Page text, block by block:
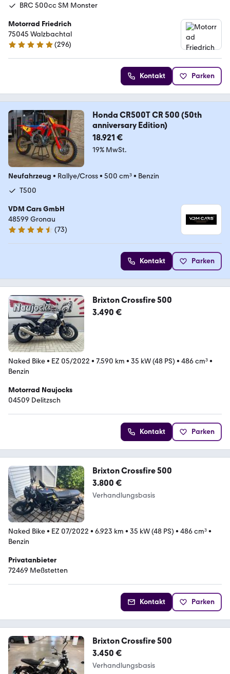
BRC 500cc SM Monster
Motorrad Friedrich
75045 Walzbachtal
4.8 Sterne
(296)
Kontakt Parken
Honda CR500T CR 500 (50th
anniversary Edition)
18.921 €
19% MwSt.
Neufahrzeug • Rallye/Cross• 500 cm³• Benzin
T500
VDM Cars GmbH
48599 Gronau
4.7 Sterne
(73)
Kontakt Parken
Brixton Crossfire 500
3.490 €
Naked Bike• EZ 05/2022 • 7.590 km • 35 kW (48 PS) • 486 cm³•
Benzin
Motorrad Naujocks
04509 Delitzsch
Kontakt Parken
Brixton Crossfire 500
3.800 €
Verhandlungsbasis
Naked Bike• EZ 07/2022 • 6.923 km • 35 kW (48 PS) • 486 cm³•
Benzin
Privatanbieter
72469 Meßstetten
Kontakt Parken
Brixton Crossfire 500
3.450 €
Verhandlungsbasis